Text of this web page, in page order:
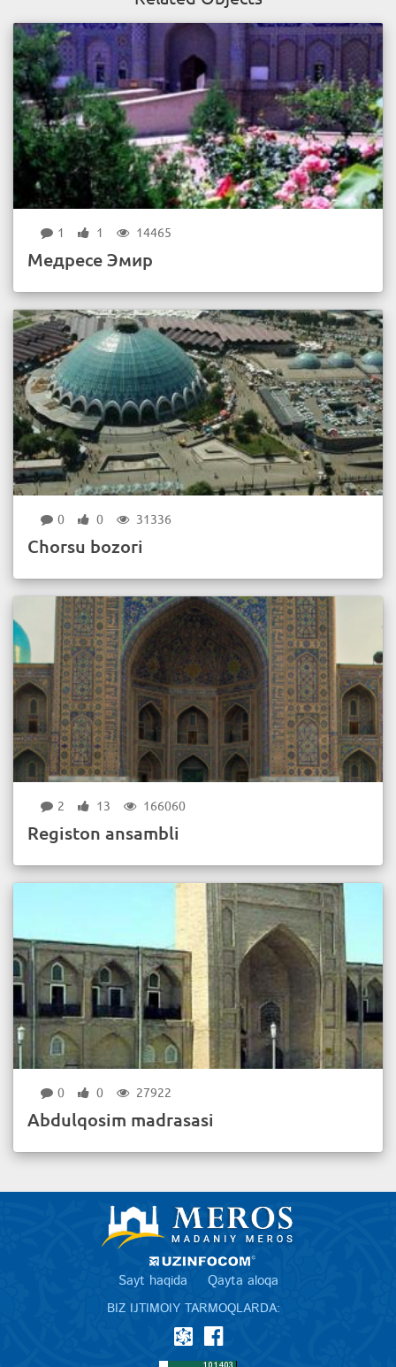
1 1 14465
Медресе Эмир
0 0 31336
Chоrsu bоzоri
2 13 166060
Registon ansambli
0 0 27922
Abdulqosim madrasasi
Sayt haqida Qayta aloqa
BIZ IJTIMOIY TARMOQLARDA: